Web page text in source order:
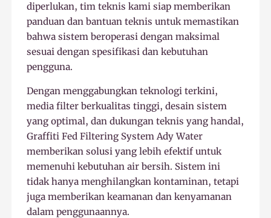
diperlukan, tim teknis kami siap memberikan
panduan dan bantuan teknis untuk memastikan
bahwa sistem beroperasi dengan maksimal
sesuai dengan spesifikasi dan kebutuhan
pengguna.
Dengan menggabungkan teknologi terkini,
media filter berkualitas tinggi, desain sistem
yang optimal, dan dukungan teknis yang handal,
Graffiti Fed Filtering System Ady Water
memberikan solusi yang lebih efektif untuk
memenuhi kebutuhan air bersih. Sistem ini
tidak hanya menghilangkan kontaminan, tetapi
juga memberikan keamanan dan kenyamanan
dalam penggunaannya.